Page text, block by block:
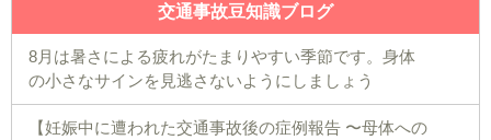
交通事故豆知識ブログ
8月は暑さによる疲れがたまりやすい季節です。身体
の小さなサインを見逃さないようにしましょう
【妊娠中に遭われた交通事故後の症例報告 〜母体への